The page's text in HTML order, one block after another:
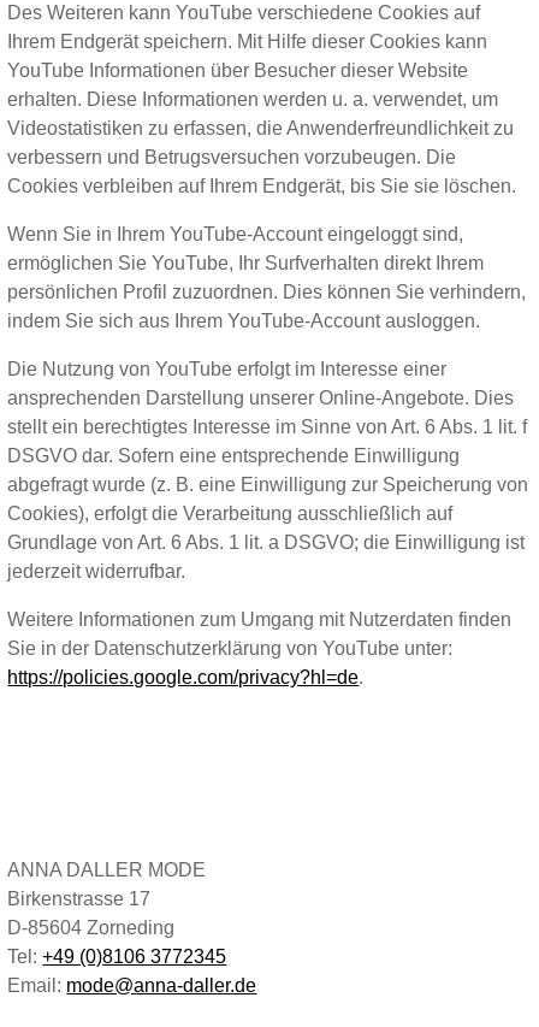
Des Weiteren kann YouTube verschiedene Cookies auf
Ihrem Endgerät speichern. Mit Hilfe dieser Cookies kann
YouTube Informationen über Besucher dieser Website
erhalten. Diese Informationen werden u. a. verwendet, um
Videostatistiken zu erfassen, die Anwenderfreundlichkeit zu
verbessern und Betrugsversuchen vorzubeugen. Die
Cookies verbleiben auf Ihrem Endgerät, bis Sie sie löschen.
Wenn Sie in Ihrem YouTube-Account eingeloggt sind,
ermöglichen Sie YouTube, Ihr Surfverhalten direkt Ihrem
persönlichen Profil zuzuordnen. Dies können Sie verhindern,
indem Sie sich aus Ihrem YouTube-Account ausloggen.
Die Nutzung von YouTube erfolgt im Interesse einer
ansprechenden Darstellung unserer Online-Angebote. Dies
stellt ein berechtigtes Interesse im Sinne von Art. 6 Abs. 1 lit. f
DSGVO dar. Sofern eine entsprechende Einwilligung
abgefragt wurde (z. B. eine Einwilligung zur Speicherung von
Cookies), erfolgt die Verarbeitung ausschließlich auf
Grundlage von Art. 6 Abs. 1 lit. a DSGVO; die Einwilligung ist
jederzeit widerrufbar.
Weitere Informationen zum Umgang mit Nutzerdaten finden
Sie in der Datenschutzerklärung von YouTube unter:
https://policies.google.com/privacy?hl=de.
ANNA DALLER MODE
Birkenstrasse 17
D-85604 Zorneding
Tel:+49 (0)8106 3772345
Email: mode@anna-daller.de